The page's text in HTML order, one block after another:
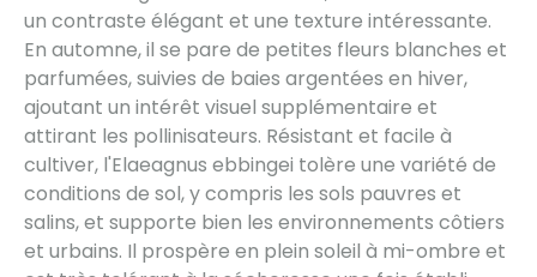
un contraste élégant et une texture intéressante.
En automne, il se pare de petites fleurs blanches et
parfumées, suivies de baies argentées en hiver,
ajoutant un intérêt visuel supplémentaire et
attirant les pollinisateurs. Résistant et facile à
cultiver, l'Elaeagnus ebbingei tolère une variété de
conditions de sol, y compris les sols pauvres et
salins, et supporte bien les environnements côtiers
et urbains. Il prospère en plein soleil à mi-ombre et